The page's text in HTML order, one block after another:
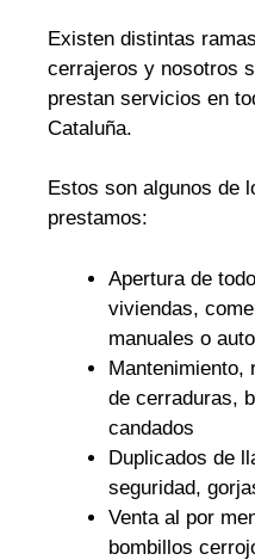
Existen distintas
cerrajeros y nosotros
prestan servicios en
Cataluña.
Estos son algunos de
prestamos:
Apertura de
viviendas,
manuales o
Mantenimiento,
de cerraduras,
candados
Duplicados de
seguridad,
Venta al por
bombillos